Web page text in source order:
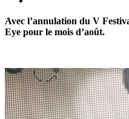
Avec l’annulation du V
Eye pour le mois d’août.